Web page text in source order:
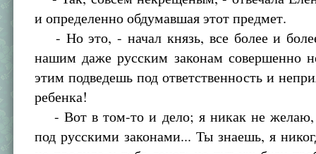
и определенно обдумавшая этот предмет.
- Но это, - начал князь, все более и
нашим даже русским законам совершенно
этим подведешь под ответственность и
ребенка!
- Вот в том-то и дело; я никак не
под русскими законами... Ты знаешь, я